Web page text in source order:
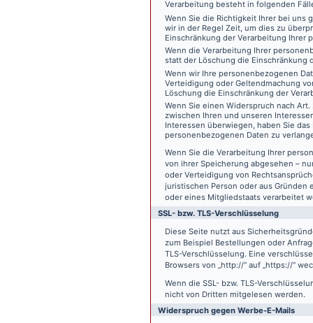
Verarbeitung besteht in folgenden
Wenn Sie die Richtigkeit Ihrer bei
wir in der Regel Zeit, um dies zu
Einschränkung der Verarbeitung Ihrer
Wenn die Verarbeitung Ihrer
statt der Löschung die Einschränkung
Wenn wir Ihre personenbezogenen
Verteidigung oder Geltendmachung
Löschung die Einschränkung der
Wenn Sie einen Widerspruch nach
zwischen Ihren und unseren
Interessen überwiegen, haben Sie
personenbezogenen Daten zu
Wenn Sie die Verarbeitung Ihrer
von ihrer Speicherung abgesehen –
oder Verteidigung von
juristischen Person oder aus
oder eines Mitgliedstaats verarbeitet
SSL- bzw. TLS-Verschlüsselung
Diese Seite nutzt aus
zum Beispiel Bestellungen oder
TLS-Verschlüsselung. Eine
Browsers von „http://“ auf „https://“
Wenn die SSL- bzw. TLS-
nicht von Dritten mitgelesen werden.
Widerspruch gegen Werbe-E-Mails